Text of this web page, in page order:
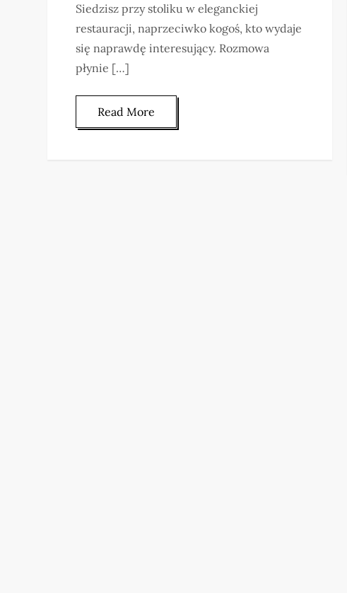
Siedzisz przy stoliku w eleganckiej
restauracji, naprzeciwko kogoś, kto wydaje
się naprawdę interesujący. Rozmowa
płynie […]
Read More